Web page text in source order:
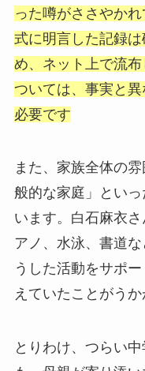
った噂がささやか
式に明言した記録
め、ネット上で流
ついては、事実と
必要です
また、家族全体の
般的な家庭」とい
います。白石麻衣
アノ、水泳、書道
うした活動をサポ
えていたことがうか
とりわけ、つらい